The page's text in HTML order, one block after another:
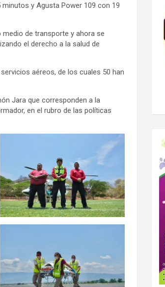
y Agusta Power 109 con 19
de transporte y ahora se
el derecho a la salud de
aéreos, de los cuales 50 han
Jara que corresponden a la
en el rubro de las políticas